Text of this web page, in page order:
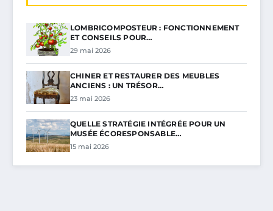
LOMBRICOMPOSTEUR : FONCTIONNEMENT
ET CONSEILS POUR…
29 mai 2026
CHINER ET RESTAURER DES MEUBLES
ANCIENS : UN TRÉSOR…
23 mai 2026
QUELLE STRATÉGIE INTÉGRÉE POUR UN
MUSÉE ÉCORESPONSABLE…
15 mai 2026